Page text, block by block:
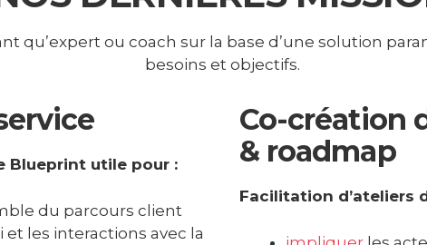
qu’expert ou coach sur la base d’une solution
besoins et objectifs.
Blueprint utile pour :
du parcours client
les interactions avec la
Co-création
& roadmap
Facilitation d’ateliers